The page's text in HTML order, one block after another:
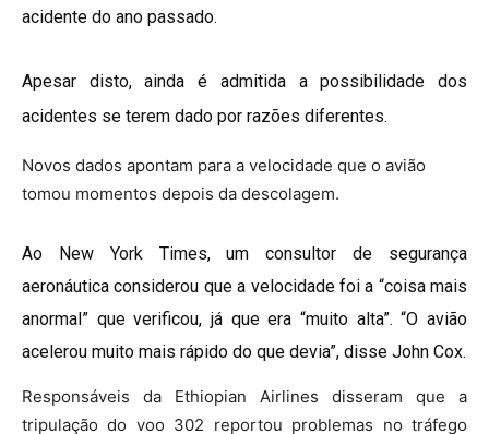
acidente do ano passado.
Apesar disto, ainda é admitida a possibilidade dos
acidentes se terem dado por razões diferentes.
Novos dados apontam para a velocidade que o avião
tomou momentos depois da descolagem.
Ao New York Times, um consultor de segurança
aeronáutica considerou que a velocidade foi a “coisa mais
anormal” que verificou, já que era “muito alta”. “O avião
acelerou muito mais rápido do que devia”, disse John Cox.
Responsáveis da Ethiopian Airlines disseram que a
tripulação do voo 302 reportou problemas no tráfego